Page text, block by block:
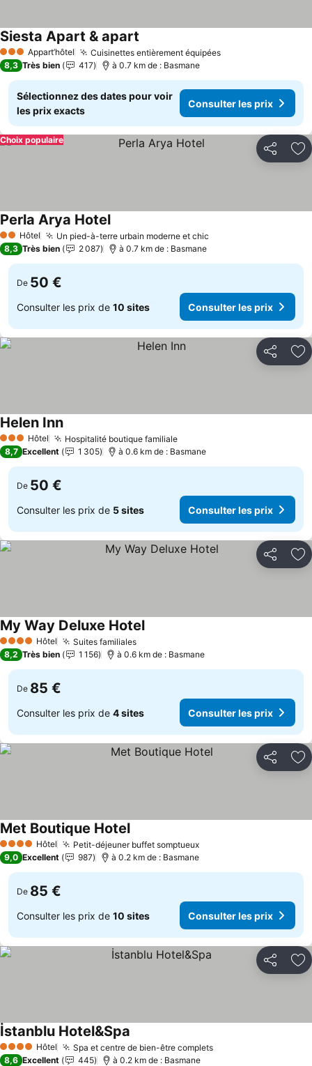
3 ÉtoilesAppart’hôtel Cuisinettes entièrement équipéesConsulter les prix
Siesta Apart & apart
8,3 Très bien 417 à 0.7 km de : Basmane
Sélectionnez des dates pour voir
les prix exacts
Consulter les prix
Partager
Choix populaire
2 Étoiles
Hôtel Un pied-à-terre urbain moderne et chic
Perla Arya HotelConsulter les prix
8,3 Très bien 2 087 à 0.7 km de : Basmane
De 50 €
Consulter les prix de 10 sites Consulter les prix
Partager
3 ÉtoilesHôtel Hospitalité boutique familialeConsulter les prix
Helen InnConsulter les prix
8,7 Excellent 1 305 à 0.6 km de : Basmane
De 50 €
Consulter les prix de 5 sites Consulter les prix
Partager
4 Étoiles Hôtel Suites familialesConsulter les prix
My Way Deluxe HotelConsulter les prix
8,2 Très bien 1 156 à 0.6 km de : Basmane
De 85 €
Consulter les prix de 4 sites Consulter les prix
Partager
4 Étoiles Hôtel Petit-déjeuner buffet somptueuxConsulter les prix
Met Boutique HotelConsulter les prix
9,0 Excellent 987 à 0.2 km de : Basmane
De 85 €
Consulter les prix de 10 sites Consulter les prix
Partager
4 Étoiles Hôtel Spa et centre de bien-être completsConsulter les prix
İstanblu Hotel&Spa
8,6 Excellent 445 à 0.2 km de : Basmane